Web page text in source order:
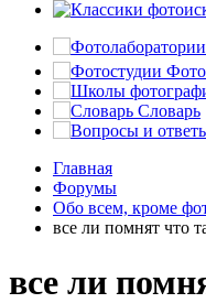
Словарь
Главная
Форумы
Обо всем, кроме
все ли помнят что
все ли